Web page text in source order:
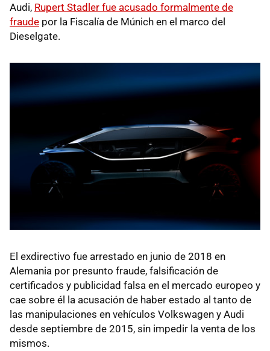
Audi, Rupert Stadler fue acusado formalmente de
fraude por la Fiscalía de Múnich en el marco del
Dieselgate.
El exdirectivo fue arrestado en junio de 2018 en
Alemania por presunto fraude, falsificación de
certificados y publicidad falsa en el mercado europeo y
cae sobre él la acusación de haber estado al tanto de
las manipulaciones en vehículos Volkswagen y Audi
desde septiembre de 2015, sin impedir la venta de los
mismos.